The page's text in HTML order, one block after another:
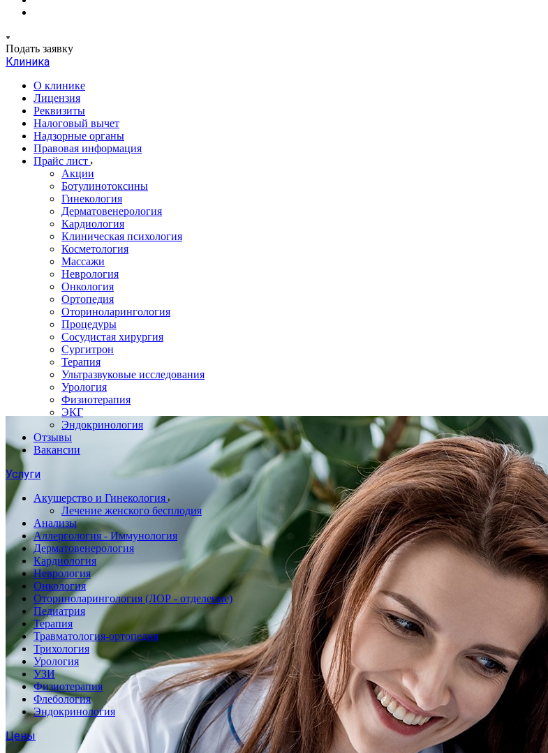
Подать заявку
Клиника
О клинике
Лицензия
Реквизиты
Налоговый вычет
Надзорные органы
Правовая информация
Прайс лист
Акции
Ботулинотоксины
Гинекология
Дерматовенерология
Кардиология
Клиническая психология
Косметология
Массажи
Неврология
Онкология
Ортопедия
Оториноларингология
Процедуры
Сосудистая хирургия
Сургитрон
Терапия
Ультразвуковые исследования
Урология
Физиотерапия
ЭКГ
Эндокринология
Отзывы
Вакансии
Услуги
Акушерство и Гинекология
Лечение женского бесплодия
Анализы
Аллергология - Иммунология
Дерматовенерология
Кардиология
Неврология
Онкология
Оториноларингология (ЛОР - отделение)
Педиатрия
Терапия
Травматология-ортопедия
Трихология
Урология
УЗИ
Физиотерапия
Флебология
Эндокринология
Цены